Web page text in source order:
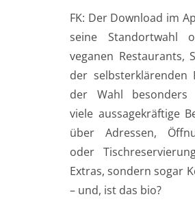
FK: Der Download im
seine Standortwahl
veganen Restaurants,
der
der Wahl
viele aussagekräftige
über Adressen,
oder
Extras, sondern sogar
– und, ist das bio?